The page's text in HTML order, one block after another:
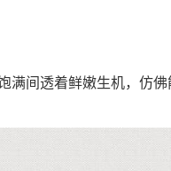
满间透着鲜嫩生机，仿